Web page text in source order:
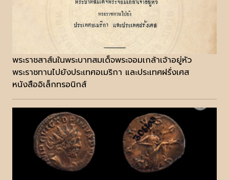
พระราชสาส์นในพระบาทสมเด็จพระจอมเกล้าเจ้าอยู่หัว
พระราชทานไปยังประเทศอเมริกา และประเทศฝรั่งเศส
หนังสืออิเล็กทรอนิกส์